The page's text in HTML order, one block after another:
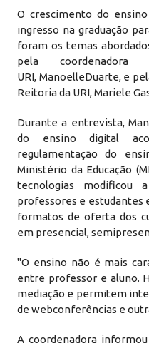
O crescimento do
ingresso na graduação
foram os temas
pela
URI, ManoelleDuarte, e
Reitoria da URI, Mariele
Durante a entrevista,
do ensino digital
regulamentação do
Ministério da Educação
tecnologias modificou
professores e estudantes
formatos de oferta dos
em presencial,
"O ensino não é mais
entre professor e aluno.
mediação e permitem
de webconferências e
A coordenadora